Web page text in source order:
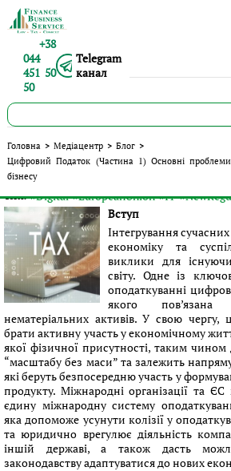
+38
044
451 50
50
Telegram
канал
Головна > Медіацентр > Блог >
Цифровий Податок (Частина 1) Основні
бізнесу
Цифровий Податок (Частина 1)
оподаткування цифрового бізнесу
Опубліковано:
Теги: #Digital #EuropeanUnion #IT
Вступ
Інтегрування
економіку та
виклики для
світу. Одне із
оподаткуванні
якого пов’язана
нематеріальних активів. У свою
брати активну участь у економічному
якої фізичної присутності, таким
“масштабу без маси” та залежить
які беруть безпосередню участь у
продукту. Міжнародні організації та
єдину міжнародну систему
яка допоможе усунути колізії у
та юридично врегулює діяльність
іншій державі, а також дасть
законодавству адаптуватися до нових